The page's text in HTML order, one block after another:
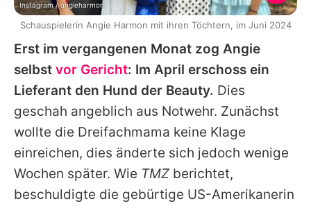
Erst im vergangenen Monat zog Angie
selbst vor Gericht: Im April erschoss ein
Lieferant den Hund der Beauty. Dies
geschah angeblich aus Notwehr. Zunächst
wollte die Dreifachmama keine Klage
einreichen, dies änderte sich jedoch wenige
Wochen später. Wie TMZ berichtet,
beschuldigte die gebürtige US-Amerikanerin
Instagram / angieharmon
Schauspielerin Angie Harmon mit ihren Töchtern, im Juni 2024